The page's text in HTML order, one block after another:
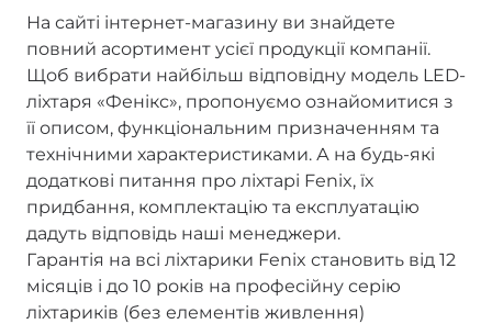
На сайті інтернет-магазину ви знайдете
повний асортимент усієї продукції компанії.
Щоб вибрати найбільш відповідну модель LED-
ліхтаря «Фенікс», пропонуємо ознайомитися з
її описом, функціональним призначенням та
технічними характеристиками. А на будь-які
додаткові питання про ліхтарі Fenix, їх
придбання, комплектацію та експлуатацію
дадуть відповідь наші менеджери.
Гарантія на всі ліхтарики Fenix становить від 12
місяців і до 10 років на професійну серію
ліхтариків (без елементів живлення)